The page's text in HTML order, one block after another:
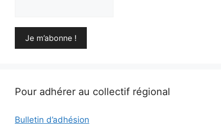
Pour adhérer au collectif régional
Bulletin d’adhésion